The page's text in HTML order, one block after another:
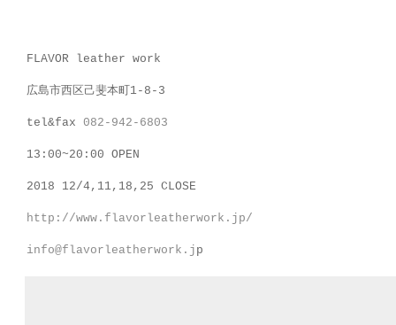
FLAVOR leather work
広島市西区己斐本町1-8-3
tel&fax 082-942-6803
13:00~20:00 OPEN
2018 12/4,11,18,25 CLOSE
http://www.flavorleatherwork.jp/
info@flavorleatherwork.j p